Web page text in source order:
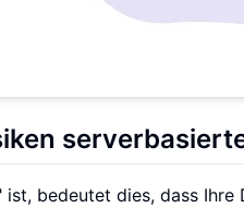
bedeutet dies, dass